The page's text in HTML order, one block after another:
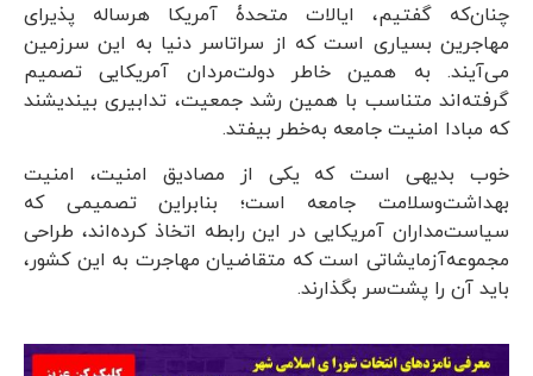
چنان‌که گفتیم، ایالات متحدۀ آمریکا هرساله پذیرای
مهاجرین بسیاری است که از سراتاسر دنیا به این سرزمین
می‌آیند. به همین خاطر دولت‌مردان آمریکایی تصمیم
گرفته‌اند متناسب با همین رشد جمعیت، تدابیری بیندیشند
که مبادا امنیت جامعه به‌خطر بیفتد.
خوب بدیهی است که یکی از مصادیق امنیت، امنیت
بهداشت‌وسلامت جامعه است؛ بنابراین تصمیمی که
سیاست‌مداران آمریکایی در این رابطه اتخاذ کرده‌اند، طراحی
مجموعه‌آزمایشاتی است که متقاضیان مهاجرت به این کشور،
باید آن را پشت‌سر بگذارند.